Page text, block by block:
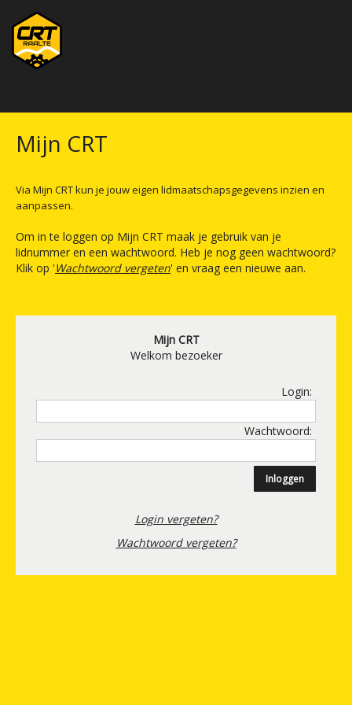
Mijn CRT
Via Mijn CRT kun je jouw eigen lidmaatschapsgegevens inzien en
aanpassen.
Om in te loggen op Mijn CRT maak je gebruik van je
lidnummer en een wachtwoord. Heb je nog geen wachtwoord?
Klik op 'Wachtwoord vergeten' en vraag een nieuwe aan.
Mijn CRT
Welkom bezoeker
Login:
Wachtwoord:
Login vergeten?
Wachtwoord vergeten?